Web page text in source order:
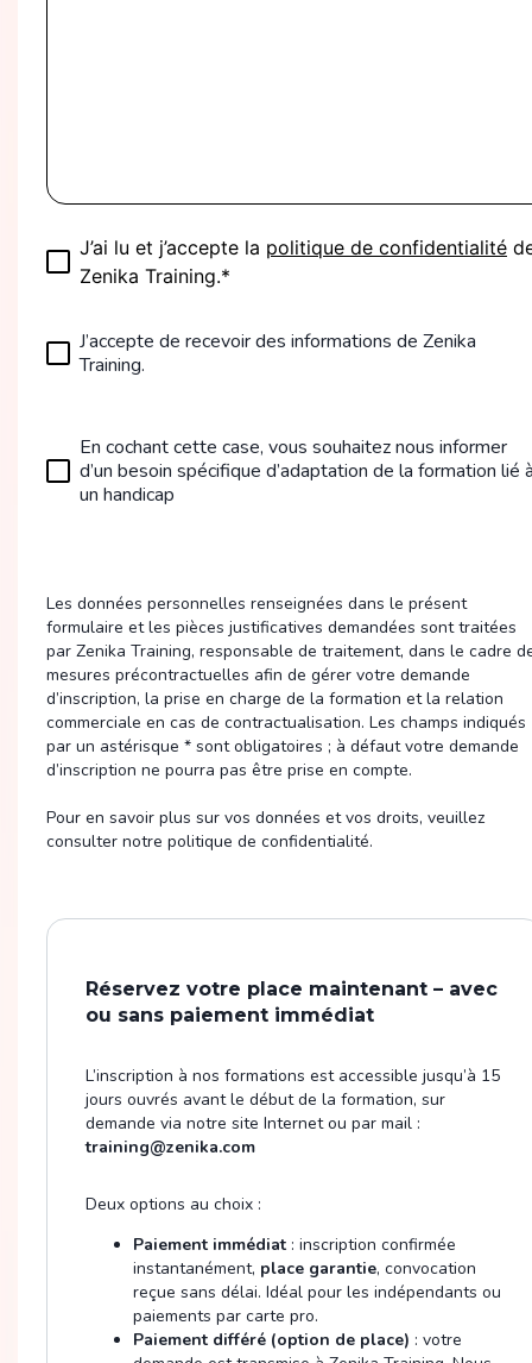
J’ai lu et j’accepte la politique de confidentialité
Zenika Training.*
J’accepte de recevoir des informations de Zenika
Training.
En cochant cette case, vous souhaitez nous informer
d’un besoin spécifique d’adaptation de la formation lié
un handicap
Les données personnelles renseignées dans le présent
formulaire et les pièces justificatives demandées sont traitées
par Zenika Training, responsable de traitement, dans le cadre
mesures précontractuelles afin de gérer votre demande
d’inscription, la prise en charge de la formation et la relation
commerciale en cas de contractualisation. Les champs indiqués
par un astérisque * sont obligatoires ; à défaut votre demande
d’inscription ne pourra pas être prise en compte.
Pour en savoir plus sur vos données et vos droits, veuillez
consulter notre politique de confidentialité.
Réservez votre place maintenant – avec
ou sans paiement immédiat
L’inscription à nos formations est accessible jusqu’à 15
jours ouvrés avant le début de la formation, sur
demande via notre site Internet ou par mail :
training@zenika.com
Deux options au choix :
Paiement immédiat : inscription confirmée
instantanément, place garantie, convocation
reçue sans délai. Idéal pour les indépendants ou
paiements par carte pro.
Paiement différé (option de place) : votre